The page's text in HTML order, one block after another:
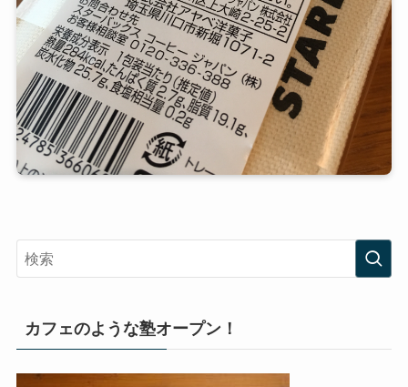
カフェのような塾オープン！